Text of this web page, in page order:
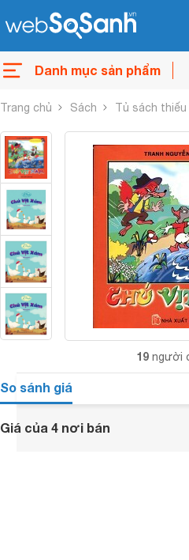
Danh mục sản phẩm
Trang chủ Sách Tủ sách thiếu
19 người
So sánh giá
Giá của 4 nơi bán